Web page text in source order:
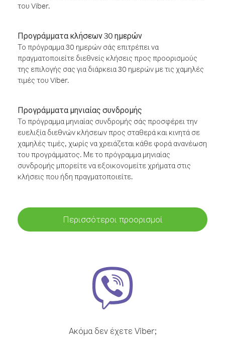
του Viber.
Προγράμματα κλήσεων 30 ημερών
Το πρόγραμμα 30 ημερών σάς επιτρέπει να
πραγματοποιείτε διεθνείς κλήσεις προς προορισμούς
της επιλογής σας για διάρκεια 30 ημερών με τις χαμηλές
τιμές του Viber.
Προγράμματα μηνιαίας συνδρομής
Το πρόγραμμα μηνιαίας συνδρομής σάς προσφέρει την
ευελιξία διεθνών κλήσεων προς σταθερά και κινητά σε
χαμηλές τιμές, χωρίς να χρειάζεται κάθε φορά ανανέωση
του προγράμματος. Με το πρόγραμμα μηνιαίας
συνδρομής μπορείτε να εξοικονομείτε χρήματα στις
κλήσεις που ήδη πραγματοποιείτε.
Περισσότεροι προορισμοί
Ακόμα δεν έχετε Viber;